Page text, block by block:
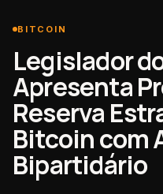
BITCOIN
Legislador
Apresenta
Reserva
Bitcoin com
Bipartidário